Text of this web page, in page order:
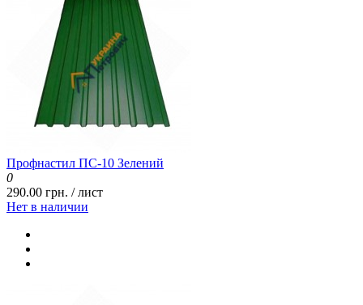
Профнастил ПС-10 Зелений
0
290.00 грн. / лист
Нет в наличии